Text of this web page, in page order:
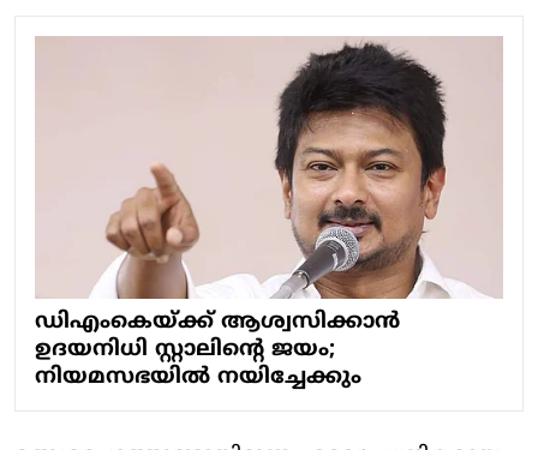
‍‍ഡിഎംകെയ്ക്ക് ആശ്വസിക്കാൻ
ഉദയനിധി സ്റ്റാലിന്റെ ജയം;
നിയമസഭയില്‍ നയിച്ചേക്കും